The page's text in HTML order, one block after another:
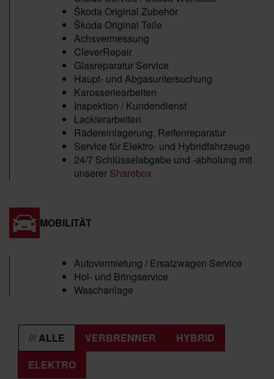
Škoda Original Zubehör
Škoda Original Teile
Achsvermessung
CleverRepair
Glasreparatur Service
Haupt- und Abgasuntersuchung
Karosseriearbeiten
Inspektion / Kundendienst
Lackierarbeiten
Rädereinlagerung, Reifenreparatur
Service für Elektro- und Hybridfahrzeuge
24/7 Schlüsselabgabe und -abholung mit
unserer Sharebox
MOBILITÄT
Autovermietung / Ersatzwagen Service
Hol- und Bringservice
Waschanlage
ALLE VERBRENNER
HYBRID
ELEKTRO